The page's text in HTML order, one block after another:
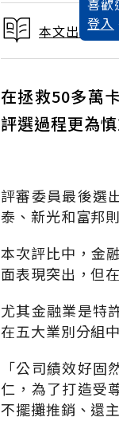
喜歡
登入
本文出自
在拯救50多萬
評選過程更為慎
評審委員最後選
泰、新光和富邦
本次評比中，金
面表現突出，但
尤其金融業是特
在五大業別分組
「公司績效好
仁，為了打造受
不擺攤推銷、還